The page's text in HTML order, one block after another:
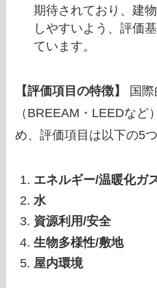
期待されており、建
しやすいよう、評価
ています。
【評価項目の特徴】
国
（BREEAM・LEEDなど
め、評価項目は以下の5
エネルギー/温暖化ガ
水
資源利用/安全
生物多様性/敷地
屋内環境